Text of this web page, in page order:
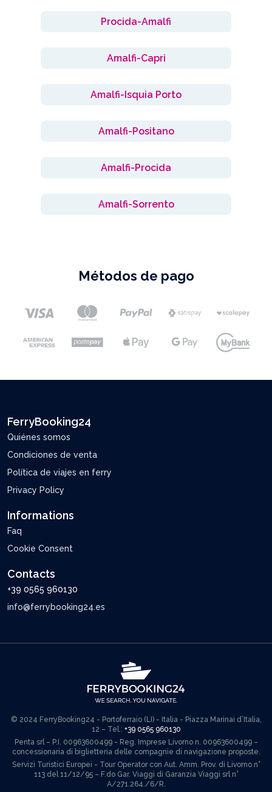
Procida-Amalfi
Amalfi-Capri
Amalfi-Isquia Porto
Amalfi-Positano
Amalfi-Procida
Amalfi-Sorrento
Métodos de pago
FerryBooking24
Quiénes somos
Condiciones de venta
Política de viajes en ferry
Privacy Policy
Informations
Faq
Cookie Consent
Contacts
+39 0565 960130
info@ferrybooking24.es
© 2024 FerryBooking24 - Portoferraio (LI) - Italia - Piazza Marinai d’Italia,
12 – Tel.: +39 0565 960130
Penta srl – P.I. 00963600499 - Reg. Imprese Livorno n. 00963600499 –
concessionaria di biglietteria delle compagnie di navigazione proposte.
Servizi Turistici Europei - Tour Operator con Aut. Amm. Prov. di Livorno n°
113 del 11/12/95 – F.do Gar. Viaggi di Garanzia Viaggi srl n°
A/271.264./6/R.